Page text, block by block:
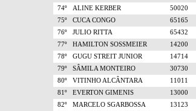
74º
ALINE KERBER 50020
75º
CUCA CONGO 65165
76º
JULIO RITTA 65432
77º
HAMILTON SOSSMEIER 14200
78º
GUGU STREIT JUNIOR 14714
79º
SÂMILA MONTEIRO 30730
80º
VITINHO ALCÂNTARA 11011
81º
EVERTON GIMENIS 13000
82º
MARCELO SGARBOSSA 13123